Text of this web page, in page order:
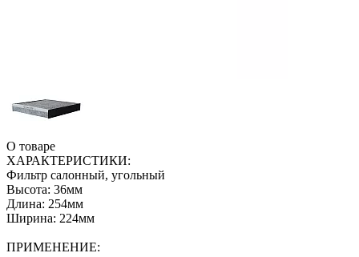
О товаре
ХАРАКТЕРИСТИКИ:
Фильтр салонный, угольный
Высота: 36мм
Длина: 254мм
Ширина: 224мм
ПРИМЕНЕНИЕ: